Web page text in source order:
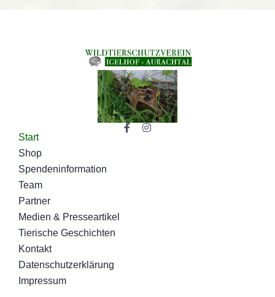
Start
Shop
Spendeninformation
Team
Partner
Medien & Presseartikel
Tierische Geschichten
Kontakt
Datenschutzerklärung
Impressum